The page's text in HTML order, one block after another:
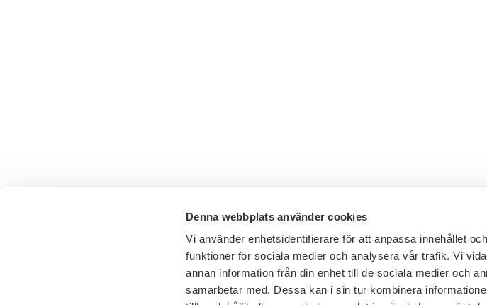
Denna webbplats använder cookies
Vi använder enhetsidentifierare för att anpassa innehållet
funktioner för sociala medier och analysera vår trafik. Vi
annan information från din enhet till de sociala medier och
samarbetar med. Dessa kan i sin tur kombinera
Telefon växel: 08
E-post: